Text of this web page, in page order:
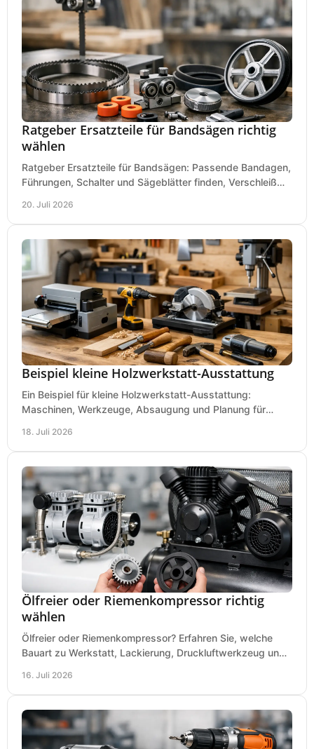
Ratgeber Ersatzteile für Bandsägen richtig
wählen
Ratgeber Ersatzteile für Bandsägen: Passende Bandagen,
Führungen, Schalter und Sägeblätter finden, Verschleiß
20. Juli 2026
Beispiel kleine Holzwerkstatt-Ausstattung
Ein Beispiel für kleine Holzwerkstatt-Ausstattung:
Maschinen, Werkzeuge, Absaugung und Planung für
18. Juli 2026
Ölfreier oder Riemenkompressor richtig
wählen
Ölfreier oder Riemenkompressor? Erfahren Sie, welche
Bauart zu Werkstatt, Lackierung, Druckluftwerkzeug und
16. Juli 2026